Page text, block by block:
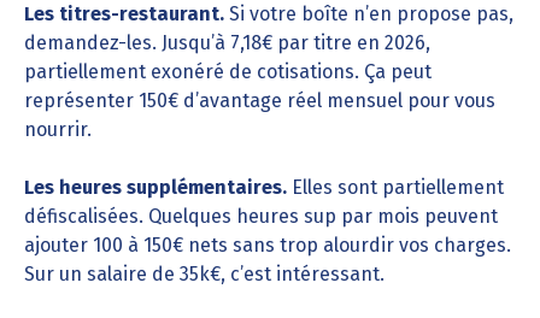
Les titres-restaurant. Si votre boîte n’en propose pas,
demandez-les. Jusqu’à 7,18€ par titre en 2026,
partiellement exonéré de cotisations. Ça peut
représenter 150€ d’avantage réel mensuel pour vous
nourrir.
Les heures supplémentaires. Elles sont partiellement
défiscalisées. Quelques heures sup par mois peuvent
ajouter 100 à 150€ nets sans trop alourdir vos charges.
Sur un salaire de 35k€, c’est intéressant.